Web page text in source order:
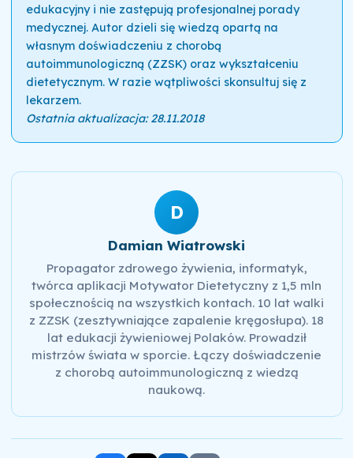
edukacyjny i nie zastępują profesjonalnej porady
medycznej. Autor dzieli się wiedzą opartą na
własnym doświadczeniu z chorobą
autoimmunologiczną (ZZSK) oraz wykształceniu
dietetycznym. W razie wątpliwości skonsultuj się z
lekarzem.
Ostatnia aktualizacja: 28.11.2018
D
Damian Wiatrowski
Propagator zdrowego żywienia, informatyk,
twórca aplikacji Motywator Dietetyczny z 1,5 mln
społecznością na wszystkich kontach. 10 lat walki
z ZZSK (zesztywniające zapalenie kręgosłupa). 18
lat edukacji żywieniowej Polaków. Prowadził
mistrzów świata w sporcie. Łączy doświadczenie
z chorobą autoimmunologiczną z wiedzą
naukową.